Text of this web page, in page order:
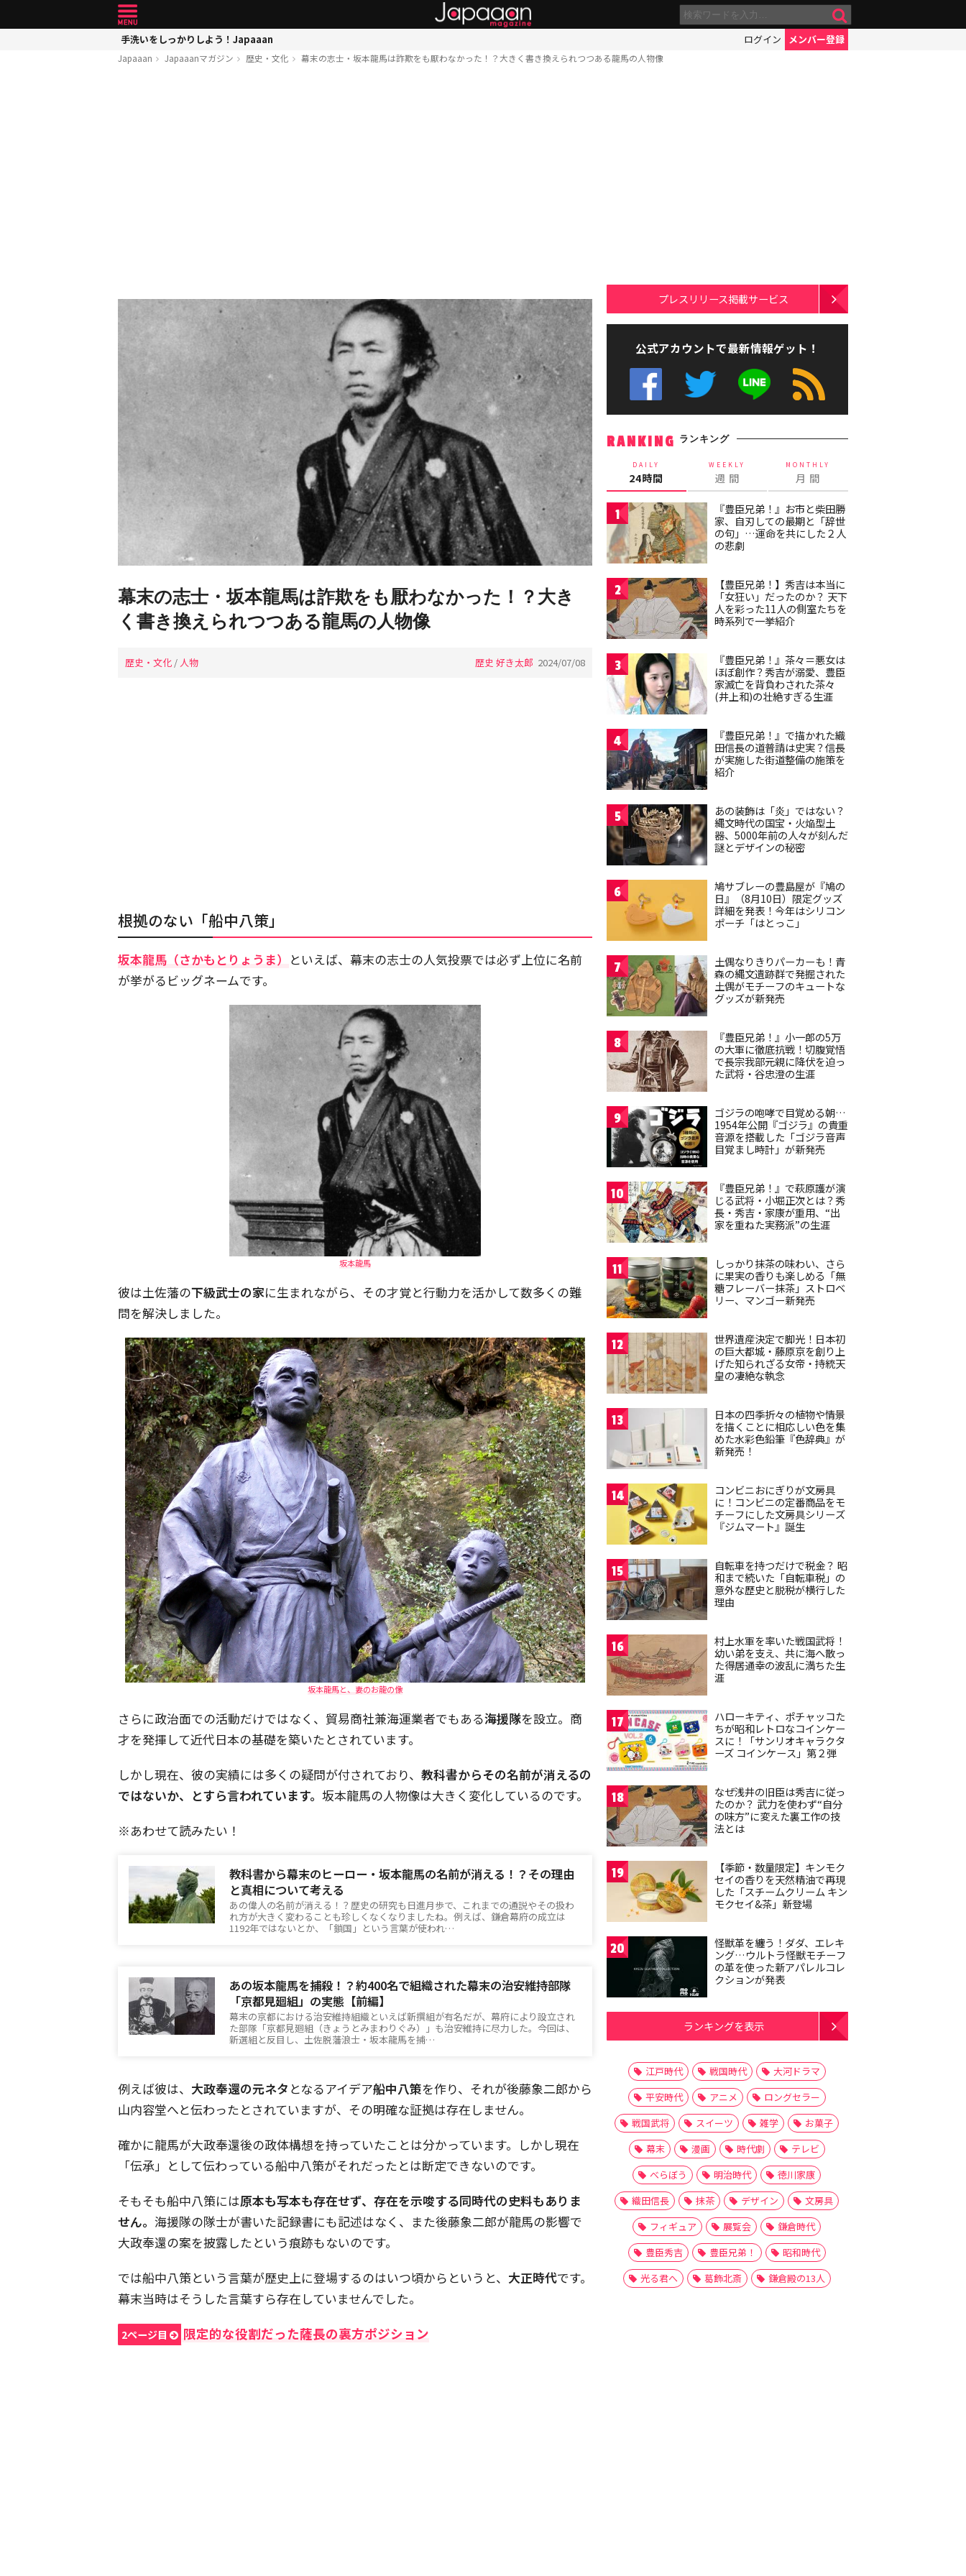
手洗いをしっかりしよう！Japaaan ログイン メンバー登録
Japaaan Japaaanマガジン 歴史・文化 幕末の志士・坂本龍馬は詐欺をも厭わなかった！？大きく書き換えられつつある龍馬の人物像
幕末の志士・坂本龍馬は詐欺をも厭わなかった！？大き
く書き換えられつつある龍馬の人物像
歴史・文化 / 人物 歴史 好き太郎 2024/07/08
根拠のない「船中八策」
坂本龍馬（さかもとりょうま） といえば、幕末の志士の人気投票では必ず上位に名前
が挙がるビッグネームです。
坂本龍馬
彼は土佐藩の下級武士の家に生まれながら、その才覚と行動力を活かして数多くの難
問を解決しました。
坂本龍馬と、妻のお龍の像
さらに政治面での活動だけではなく、貿易商社兼海運業者でもある海援隊を設立。商
才を発揮して近代日本の基礎を築いたとされています。
しかし現在、彼の実績には多くの疑問が付されており、 教科書からその名前が消えるの
ではないか、とすら言われています。 坂本龍馬の人物像は大きく変化しているのです。
※あわせて読みたい！
教科書から幕末のヒーロー・坂本龍馬の名前が消える！？その理由
と真相について考える
あの偉人の名前が消える！？歴史の研究も日進月歩で、これまでの通説やその扱わ
れ方が大きく変わることも珍しくなくなりましたね。例えば、鎌倉幕府の成立は
1192年ではないとか、「鎖国」という言葉が使われ…
あの坂本龍馬を捕殺！？約400名で組織された幕末の治安維持部隊
「京都見廻組」の実態【前編】
幕末の京都における治安維持組織といえば新撰組が有名だが、幕府により設立され
た部隊「京都見廻組（きょうとみまわりぐみ）」も治安維持に尽力した。今回は、
新選組と反目し、土佐脱藩浪士・坂本龍馬を捕…
例えば彼は、 大政奉還の元ネタ となるアイデア船中八策を作り、それが後藤象二郎から
山内容堂へと伝わったとされていますが、その明確な証拠は存在しません。
確かに龍馬が大政奉還後の政体構想を持っていたことは分かっています。しかし現在
「伝承」として伝わっている船中八策がそれだったとは断定できないのです。
そもそも船中八策には原本も写本も存在せず、存在を示唆する同時代の史料もありま
せん。 海援隊の隊士が書いた記録書にも記述はなく、また後藤象二郎が龍馬の影響で
大政奉還の案を披露したという痕跡もないのです。
では船中八策という言葉が歴史上に登場するのはいつ頃からというと、 大正時代です。
幕末当時はそうした言葉すら存在していませんでした。
2ページ目 限定的な役割だった薩長の裏方ポジション
プレスリリース掲載サービス
公式アカウントで最新情報ゲット！
RANKING ランキング
DAILY
24時間
WEEKLY
週 間
MONTHLY
月 間
1
『豊臣兄弟！』お市と柴田勝
家、自刃しての最期と「辞世
の句」…運命を共にした２人
の悲劇
2
【豊臣兄弟！】秀吉は本当に
「女狂い」だったのか？ 天下
人を彩った11人の側室たちを
時系列で一挙紹介
3
『豊臣兄弟！』茶々＝悪女は
ほぼ創作？秀吉が溺愛、豊臣
家滅亡を背負わされた茶々
(井上和)の壮絶すぎる生涯
4
『豊臣兄弟！』で描かれた織
田信長の道普請は史実？信長
が実施した街道整備の施策を
紹介
5
あの装飾は「炎」ではない？
縄文時代の国宝・火焔型土
器、5000年前の人々が刻んだ
謎とデザインの秘密
6
鳩サブレーの豊島屋が『鳩の
日』（8月10日）限定グッズ
詳細を発表！今年はシリコン
ポーチ「はとっこ」
7
土偶なりきりパーカーも！青
森の縄文遺跡群で発掘された
土偶がモチーフのキュートな
グッズが新発売
8
『豊臣兄弟！』小一郎の5万
の大軍に徹底抗戦！切腹覚悟
で長宗我部元親に降伏を迫っ
た武将・谷忠澄の生涯
9
ゴジラの咆哮で目覚める朝…
1954年公開『ゴジラ』の貴重
音源を搭載した「ゴジラ音声
目覚まし時計」が新発売
10
『豊臣兄弟！』で萩原護が演
じる武将・小堀正次とは？秀
長・秀吉・家康が重用、“出
家を重ねた実務派”の生涯
11
しっかり抹茶の味わい、さら
に果実の香りも楽しめる「無
糖フレーバー抹茶」ストロベ
リー、マンゴー新発売
12
世界遺産決定で脚光！日本初
の巨大都城・藤原京を創り上
げた知られざる女帝・持統天
皇の凄絶な執念
13
日本の四季折々の植物や情景
を描くことに相応しい色を集
めた水彩色鉛筆『色辞典』が
新発売！
14
コンビニおにぎりが文房具
に！コンビニの定番商品をモ
チーフにした文房具シリーズ
『ジムマート』誕生
15
自転車を持つだけで税金？ 昭
和まで続いた「自転車税」の
意外な歴史と脱税が横行した
理由
16
村上水軍を率いた戦国武将！
幼い弟を支え、共に海へ散っ
た得居通幸の波乱に満ちた生
涯
17
ハローキティ、ポチャッコた
ちが昭和レトロなコインケー
スに！「サンリオキャラクタ
ーズ コインケース」第２弾
18
なぜ浅井の旧臣は秀吉に従っ
たのか？ 武力を使わず“自分
の味方”に変えた裏工作の技
法とは
19
【季節・数量限定】キンモク
セイの香りを天然精油で再現
した「スチームクリーム キン
モクセイ&茶」新登場
20
怪獣革を纏う！ダダ、エレキ
ング…ウルトラ怪獣モチーフ
の革を使った新アパレルコレ
クションが発表
ランキングを表示
江戸時代 戦国時代
大河ドラマ
平安時代
アニメ
ロングセラー
戦国武将
スイーツ 雑学
お菓子
幕末
漫画 時代劇
テレビ
べらぼう
明治時代
徳川家康
織田信長
抹茶 デザイン
文房具
フィギュア
展覧会
鎌倉時代
豊臣秀吉
豊臣兄弟！
昭和時代
光る君へ
葛飾北斎 鎌倉殿の13人